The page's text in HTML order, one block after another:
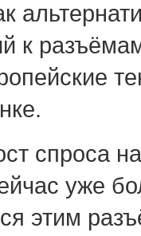
к
спроса
уже
этим